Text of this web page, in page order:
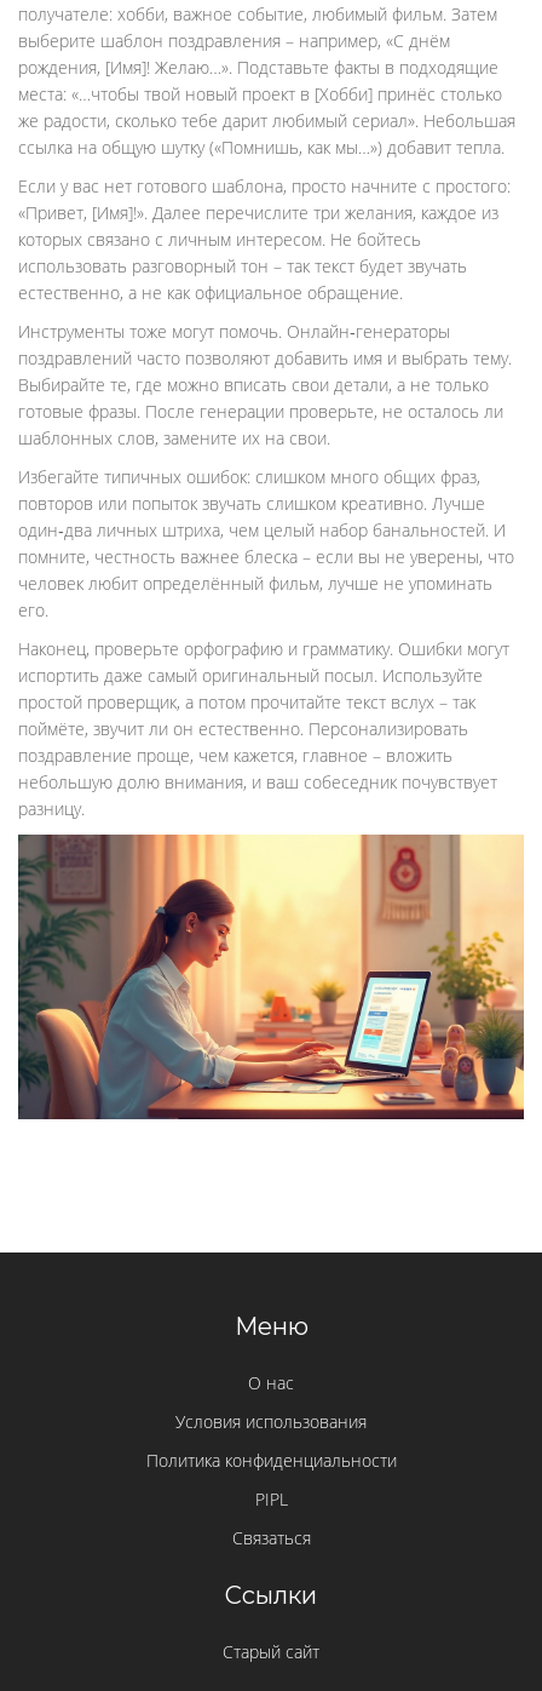
получателе: хобби, важное событие, любимый фильм. Затем
выберите шаблон поздравления – например, «С днём
рождения, [Имя]! Желаю…». Подставьте факты в подходящие
места: «…чтобы твой новый проект в [Хобби] принёс столько
же радости, сколько тебе дарит любимый сериал». Небольшая
ссылка на общую шутку («Помнишь, как мы…») добавит тепла.
Если у вас нет готового шаблона, просто начните с простого:
«Привет, [Имя]!». Далее перечислите три желания, каждое из
которых связано с личным интересом. Не бойтесь
использовать разговорный тон – так текст будет звучать
естественно, а не как официальное обращение.
Инструменты тоже могут помочь. Онлайн‑генераторы
поздравлений часто позволяют добавить имя и выбрать тему.
Выбирайте те, где можно вписать свои детали, а не только
готовые фразы. После генерации проверьте, не осталось ли
шаблонных слов, замените их на свои.
Избегайте типичных ошибок: слишком много общих фраз,
повторов или попыток звучать слишком креативно. Лучше
один‑два личных штриха, чем целый набор банальностей. И
помните, честность важнее блеска – если вы не уверены, что
человек любит определённый фильм, лучше не упоминать
его.
Наконец, проверьте орфографию и грамматику. Ошибки могут
испортить даже самый оригинальный посыл. Используйте
простой проверщик, а потом прочитайте текст вслух – так
поймёте, звучит ли он естественно. Персонализировать
поздравление проще, чем кажется, главное – вложить
небольшую долю внимания, и ваш собеседник почувствует
разницу.
Меню
О нас
Условия использования
Политика конфиденциальности
PIPL
Связаться
Ссылки
Старый сайт